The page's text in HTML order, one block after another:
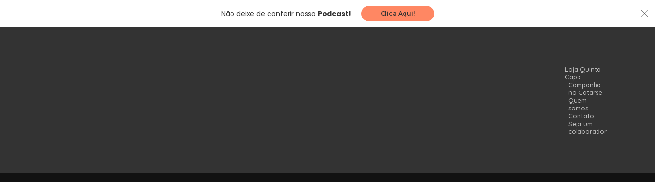
Não deixe de conferir nosso Podcast! Clica Aqui!
Loja Quinta
Capa
Campanha
no Catarse
Quem
somos
Contato
Seja um
colaborador